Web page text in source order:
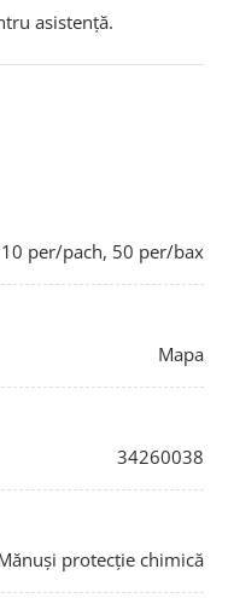
asistență.
10 per/pach, 50 per/bax
Mapa
34260038
protecție chimică